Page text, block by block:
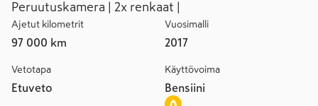
Peruutuskamera | 2x renkaat |
Ajetut kilometrit
97 000 km
Vuosimalli
2017
Vetotapa
Etuveto
Käyttövoima
Bensiini